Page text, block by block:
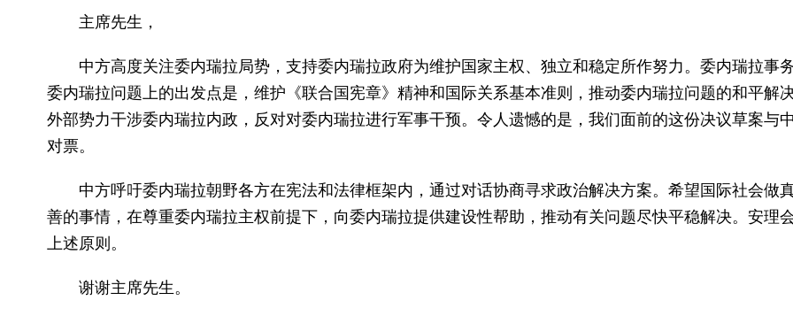
主席先生，
中方高度关注委内瑞拉局势，支持委内瑞拉政府为维护国家主权、独立和稳定所作努力。委内瑞拉事
委内瑞拉问题上的出发点是，维护《联合国宪章》精神和国际关系基本准则，推动委内瑞拉问题的和平解
外部势力干涉委内瑞拉内政，反对对委内瑞拉进行军事干预。令人遗憾的是，我们面前的这份决议草案与
对票。
中方呼吁委内瑞拉朝野各方在宪法和法律框架内，通过对话协商寻求政治解决方案。希望国际社会做
善的事情，在尊重委内瑞拉主权前提下，向委内瑞拉提供建设性帮助，推动有关问题尽快平稳解决。安理
上述原则。
谢谢主席先生。